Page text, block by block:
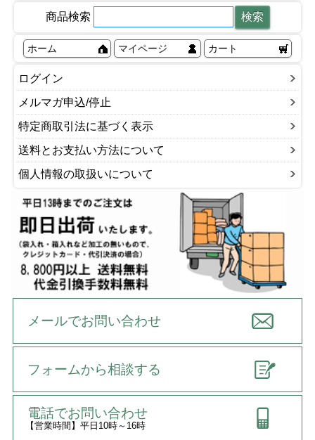
商品検索
ホーム マイページ カート
ログイン
メルマガ申込/停止
特定商取引法に基づく表示
送料とお支払い方法について
個人情報の取扱いについて
メールでお問い合わせ
フォームから相談する
電話でお問い合わせ
【営業時間】平日10時～16時